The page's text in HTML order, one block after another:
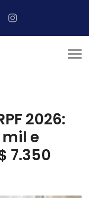
2026:
e
7.350